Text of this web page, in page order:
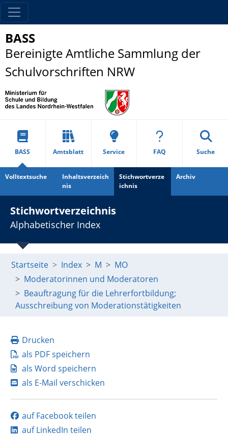
BASS
Bereinigte Amtliche Sammlung der
Schulvorschriften NRW
BASS Amtsblatt Service FAQ Suche
Volltextsuche
Inhaltsverzeich
nis
Stichwortverze
ichnis
Archiv
Stichwortverzeichnis
Alphabetischer Index
Startseite Index M
MO
Moderatorinnen und Moderatoren
Beauftragung für die Lehrerfortbildung;
Ausschreibung von Moderationstätigkeiten
Drucken
als PDF speichern
als Word speichern
als E-Mail verschicken
auf Facebook teilen
auf LinkedIn teilen